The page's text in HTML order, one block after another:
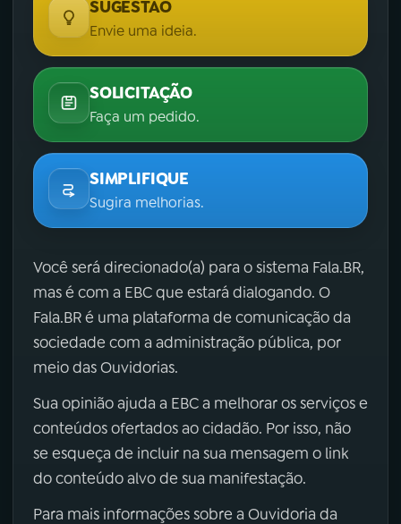
SUGESTÃO
Envie uma ideia.
SOLICITAÇÃO
Faça um pedido.
SIMPLIFIQUE
Sugira melhorias.
Você será direcionado(a) para o sistema Fala.BR,
mas é com a EBC que estará dialogando. O
Fala.BR é uma plataforma de comunicação da
sociedade com a administração pública, por
meio das Ouvidorias.
Sua opinião ajuda a EBC a melhorar os serviços e
conteúdos ofertados ao cidadão. Por isso, não
se esqueça de incluir na sua mensagem o link
do conteúdo alvo de sua manifestação.
Para mais informações sobre a Ouvidoria da